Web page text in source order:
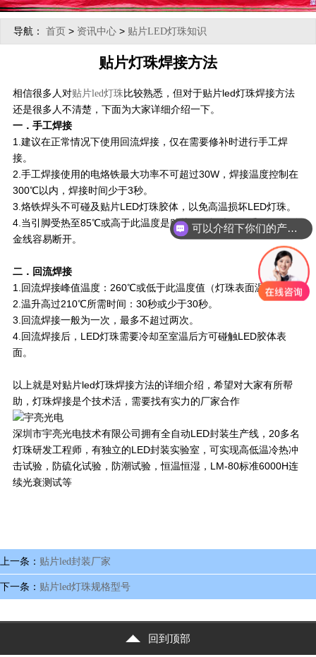
导航： 首页> 资讯中心> 贴片LED灯珠知识
贴片灯珠焊接方法
相信很多人对贴片led灯珠比较熟悉，但对于贴片led灯珠焊接方法
还是很多人不清楚，下面为大家详细介绍一下。
一．手工焊接
1.建议在正常情况下使用回流焊接，仅在需要修补时进行手工焊
接。
2.手工焊接使用的电烙铁最大功率不可超过30W，焊接温度控制在
300℃以内，焊接时间少于3秒。
3.烙铁焊头不可碰及贴片LED灯珠胶体，以免高温损坏LED灯珠。
4.当引脚受热至85℃或高于此温度是贴片LED灯珠不可受压，否则
金线容易断开。
二．回流焊接
1.回流焊接峰值温度：260℃或低于此温度值（灯珠表面温度）。
2.温升高过210℃所需时间：30秒或少于30秒。
3.回流焊接一般为一次，最多不超过两次。
4.回流焊接后，LED灯珠需要冷却至室温后方可碰触LED胶体表
面。
以上就是对贴片led灯珠焊接方法的详细介绍，希望对大家有所帮
助，灯珠焊接是个技术活，需要找有实力的厂家合作
深圳市宇亮光电技术有限公司拥有全自动LED封装生产线，20多名
灯珠研发工程师，有独立的LED封装实验室，可实现高低温冷热冲
击试验，防硫化试验，防潮试验，恒温恒湿，LM-80标准6000H连
续光衰测试等
上一条： 贴片led封装厂家
下一条： 贴片led灯珠规格型号
回到顶部
可以介绍下你们的产品么？